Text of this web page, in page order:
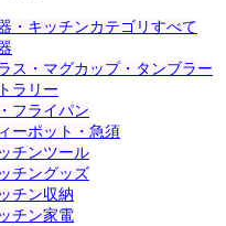
・キッチンカテゴリすべて
ス・マグカップ・タンブラー
ラリー
フライパン
ーポット・急須
チンツール
チングッズ
チン収納
チン家電